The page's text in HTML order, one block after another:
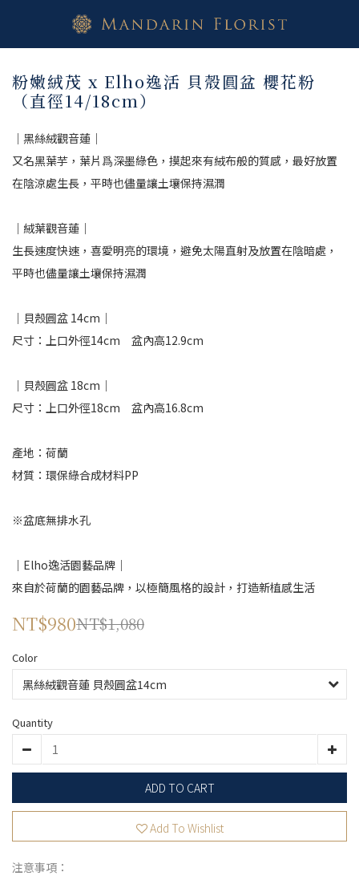
粉嫩絨茂 x Elho逸活 貝殼圓盆 櫻花粉
（直徑14/18cm）
｜黑絲絨觀音蓮｜
又名黑葉芋，葉片爲深墨綠色，摸起來有絨布般的質感，最好放置
在陰涼處生長，平時也儘量讓土壤保持濕潤
｜絨葉觀音蓮｜
生長速度快速，喜愛明亮的環境，避免太陽直射及放置在陰暗處，
平時也儘量讓土壤保持濕潤
｜貝殼圓盆 14cm｜
尺寸：上口外徑14cm　盆內高12.9cm
｜貝殼圓盆 18cm｜
尺寸：上口外徑18cm　盆內高16.8cm
產地：荷蘭
材質：環保綠合成材料PP
※盆底無排水孔
｜Elho逸活園藝品牌｜
來自於荷蘭的園藝品牌，以極簡風格的設計，打造新植感生活
NT$1,080
NT$980
Color
Quantity
ADD TO CART
Add To Wishlist
注意事項：